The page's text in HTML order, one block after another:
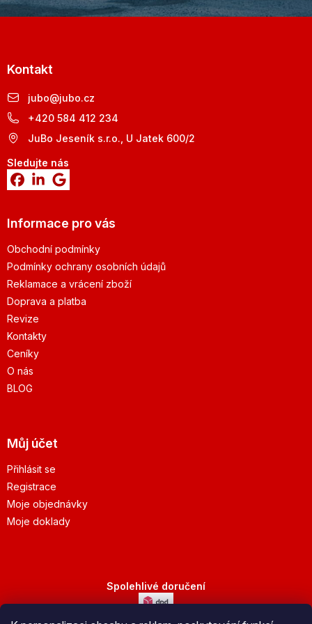
Kontakt
jubo@jubo.cz
+420 584 412 234
JuBo Jeseník s.r.o., U Jatek 600/2
Sledujte nás
Informace pro vás
Obchodní podmínky
Podmínky ochrany osobních údajů
Reklamace a vrácení zboží
Doprava a platba
Revize
Kontakty
Ceníky
O nás
BLOG
Můj účet
Přihlásit se
Registrace
Moje objednávky
Moje doklady
Spolehlivé doručení